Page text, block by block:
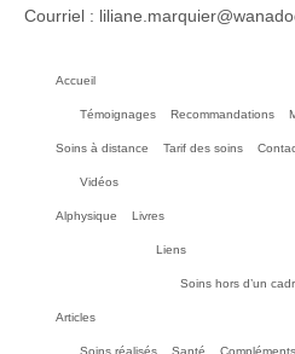
Courriel :
Accueil
Témoignages Recommandations
Soins à distance
Vidéos
Tarif des soins
Alphysique Livres
Liens
Soins hors d’un
Articles
Soins réalisés Santé